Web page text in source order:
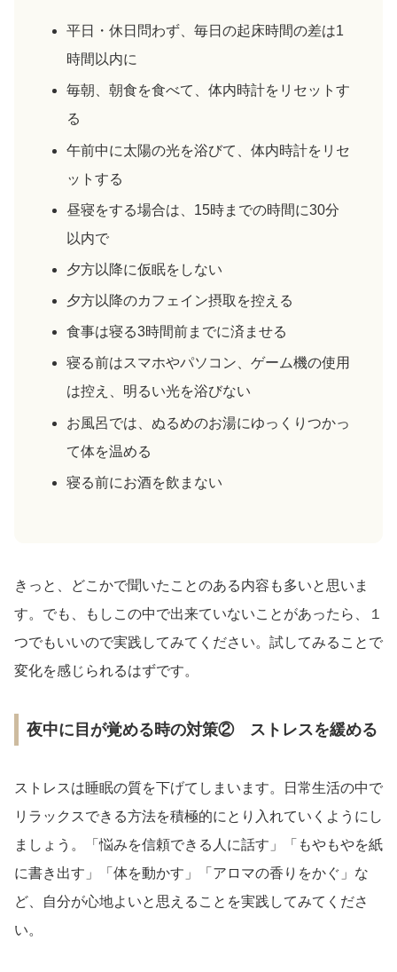
平日・休日問わず、毎日の起床時間の差は1
時間以内に
毎朝、朝食を食べて、体内時計をリセットす
る
午前中に太陽の光を浴びて、体内時計をリセ
ットする
昼寝をする場合は、15時までの時間に30分
以内で
夕方以降に仮眠をしない
夕方以降のカフェイン摂取を控える
食事は寝る3時間前までに済ませる
寝る前はスマホやパソコン、ゲーム機の使用
は控え、明るい光を浴びない
お風呂では、ぬるめのお湯にゆっくりつかっ
て体を温める
寝る前にお酒を飲まない
きっと、どこかで聞いたことのある内容も多いと思いま
す。でも、もしこの中で出来ていないことがあったら、１
つでもいいので実践してみてください。試してみることで
変化を感じられるはずです。
夜中に目が覚める時の対策② ストレスを緩める
ストレスは睡眠の質を下げてしまいます。日常生活の中で
リラックスできる方法を積極的にとり入れていくようにし
ましょう。「悩みを信頼できる人に話す」「もやもやを紙
に書き出す」「体を動かす」「アロマの香りをかぐ」な
ど、自分が心地よいと思えることを実践してみてくださ
い。